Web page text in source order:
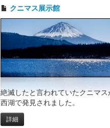
クニマス展示館
絶滅したと言われていたクニマ
西湖で発見されました。
詳細